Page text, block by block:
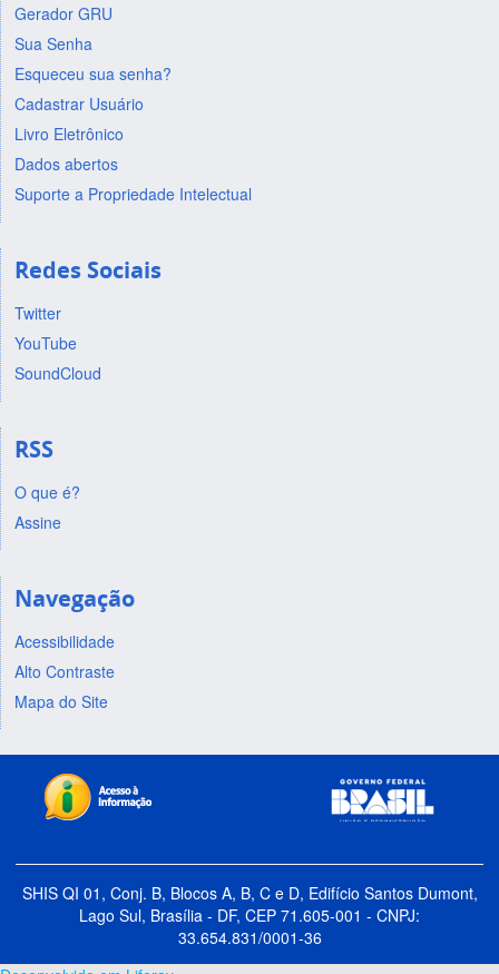
Gerador GRU
Sua Senha
Esqueceu sua senha?
Cadastrar Usuário
Livro Eletrônico
Dados abertos
Suporte a Propriedade Intelectual
Redes Sociais
Twitter
YouTube
SoundCloud
RSS
O que é?
Assine
Navegação
Acessibilidade
Alto Contraste
Mapa do Site
SHIS QI 01, Conj. B, Blocos A, B, C e D, Edifício Santos Dumont,
Lago Sul, Brasília - DF, CEP 71.605-001 - CNPJ:
33.654.831/0001-36